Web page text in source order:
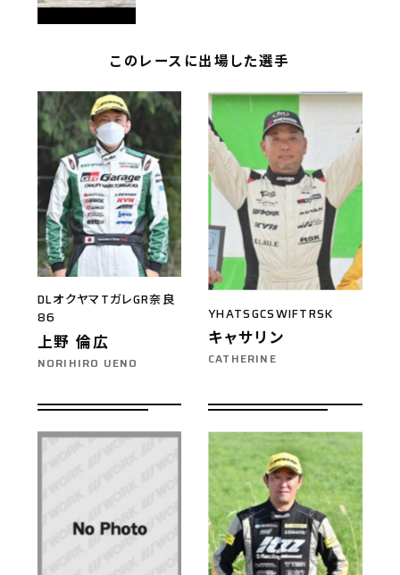
このレースに出場した選手
DLオクヤマTガレGR奈良
86
上野 倫広
NORIHIRO UENO
YHATSGCSWIFTRSK
キャサリン
CATHERINE